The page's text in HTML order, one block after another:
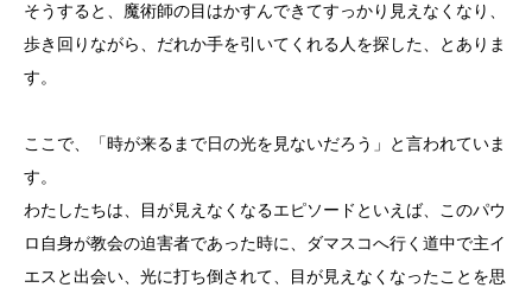
そうすると、魔術師の目はかすんできてすっかり見えなくなり、
歩き回りながら、だれか手を引いてくれる人を探した、とありま
す。
ここで、「時が来るまで日の光を見ないだろう」と言われていま
す。
わたしたちは、目が見えなくなるエピソードといえば、このパウ
ロ自身が教会の迫害者であった時に、ダマスコへ行く道中で主イ
エスと出会い、光に打ち倒されて、目が見えなくなったことを思